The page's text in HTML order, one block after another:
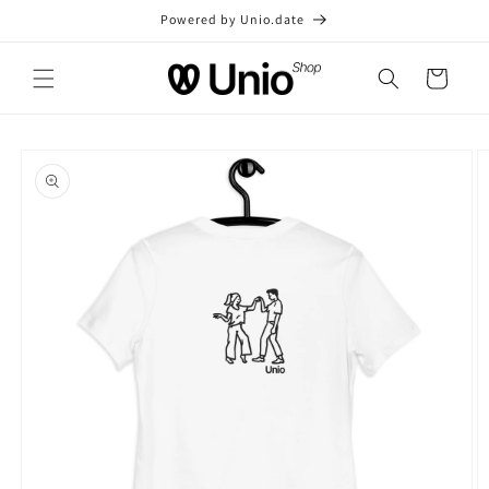
Powered by Unio.date
Panier
informations
produits